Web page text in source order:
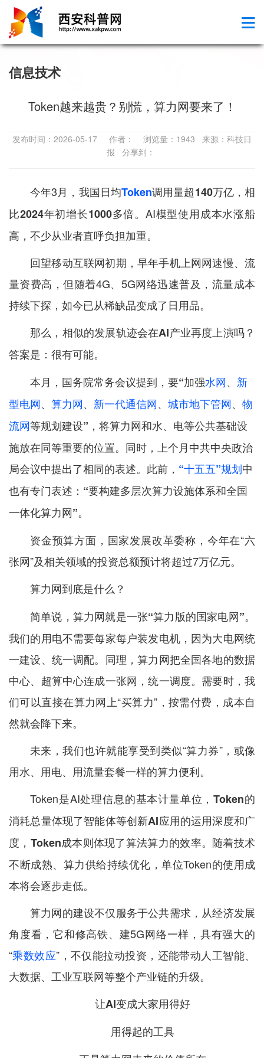
信息技术
Token越来越贵？别慌，算力网要来了！
发布时间：2026-05-17 作者： 浏览量：1943 来源：科技日
报 分享到：
今年3月， 我国日均Token调用量超140万亿，相
比2024年初增长1000多倍。 AI模型使用成本水涨船
高，不少从业者直呼负担加重。
回望移动互联网初期，早年手机上网网速慢、流
量资费高，但随着4G、5G网络迅速普及，流量成本
持续下探，如今已从稀缺品变成了日用品。
那么， 相似的发展轨迹会在AI产业再度上演吗？
答案是：很有可能。
本月，国务院常务会议提到， 要“加强水网、 新
型电网、 算力网、 新一代通信网、 城市地下管网、 物
流网等规划建设”，将算力网和水、电等公共基础设
施放在同等重要的位置。同时，上个月中共中央政治
局会议中提出了相同的表述。此前， “十五五”规划中
也有专门表述：“要构建多层次算力设施体系和全国
一体化算力网”。
资金预算方面，国家发展改革委称，今年在“六
张网”及相关领域的投资总额预计将超过7万亿元。
算力网到底是什么？
简单说， 算力网就是一张“算力版的国家电网”。
我们的用电不需要每家每户装发电机，因为大电网统
一建设、统一调配。同理，算力网把全国各地的数据
中心、超算中心连成一张网，统一调度。需要时，我
们可以直接在算力网上“买算力”，按需付费，成本自
然就会降下来。
未来，我们也许就能享受到类似“算力券”，或像
用水、用电、用流量套餐一样的算力便利。
Token是AI处理信息的基本计量单位，Token的
消耗总量体现了智能体等创新AI应用的运用深度和广
度，Token成本则体现了算法算力的效率。 随着技术
不断成熟、算力供给持续优化，单位Token的使用成
本将会逐步走低。
算力网的建设不仅服务于公共需求，从经济发展
角度看，它和修高铁、建5G网络一样，具有强大的
“乘数效应”，不仅能拉动投资，还能带动人工智能、
大数据、工业互联网等整个产业链的升级。
让AI变成大家用得好
用得起的工具